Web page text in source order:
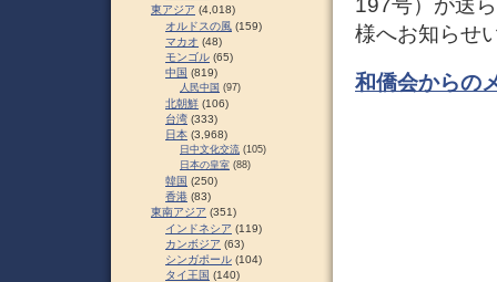
様へお知らせ
和僑会からの
東アジア (4,018)
オルドスの風 (159)
マカオ (48)
モンゴル (65)
中国 (819)
人民中国 (97)
北朝鮮 (106)
台湾 (333)
日本 (3,968)
日中文化交流 (105)
日本の皇室 (88)
韓国 (250)
香港 (83)
東南アジア (351)
インドネシア (119)
カンボジア (63)
シンガポール (104)
タイ王国 (140)